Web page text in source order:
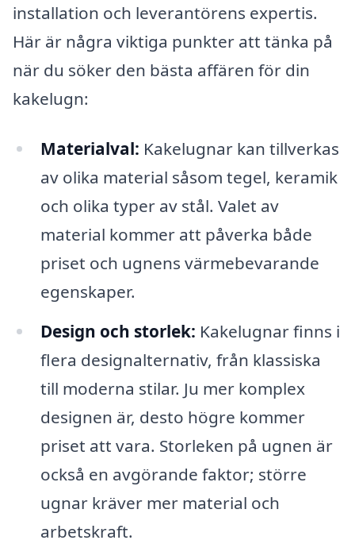
installation och leverantörens expertis.
Här är några viktiga punkter att tänka på
när du söker den bästa affären för din
kakelugn:
Materialval: Kakelugnar kan tillverkas
av olika material såsom tegel, keramik
och olika typer av stål. Valet av
material kommer att påverka både
priset och ugnens värmebevarande
egenskaper.
Design och storlek: Kakelugnar finns i
flera designalternativ, från klassiska
till moderna stilar. Ju mer komplex
designen är, desto högre kommer
priset att vara. Storleken på ugnen är
också en avgörande faktor; större
ugnar kräver mer material och
arbetskraft.